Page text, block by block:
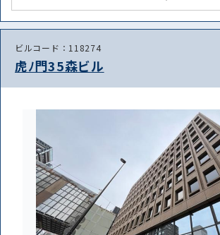
ビルコード：118274
虎ﾉ門35森ビル